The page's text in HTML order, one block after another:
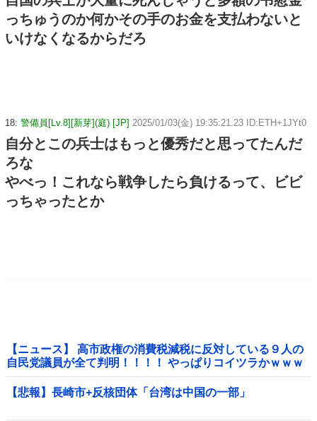
っちゅうのか何かその手のお金を支払わないと
いけなくなるからだろ
18: 警備員[Lv.8][新芽](庭) [JP] 2025/01/03(金) 19:35:21.23 ID:ETH+1JYt0
自分とこの兵士はもっと優秀だと思ってたんだ
ろな
やべっ！これなら戦争したら負けるって、ビビ
っちゃったとか
【ニュース】 高市政権の消費税減税に反対している９人の
自民党議員が全て判明！！！！ やっぱりコイツラかｗｗｗ
ｗｗ
【悲報】長崎市+反核団体「台湾は中国の一部」